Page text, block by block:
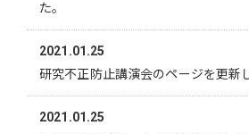
た。
2021.01.25
研究不正防止講演会のページを更新
2021.01.25